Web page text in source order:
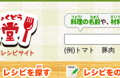
(例)トマト 豚肉